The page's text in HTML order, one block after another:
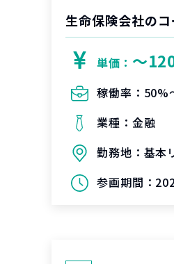
生命保険会社の
単価： 〜
稼働率： 50%
業種： 金融
勤務地： 基本
参画期間：